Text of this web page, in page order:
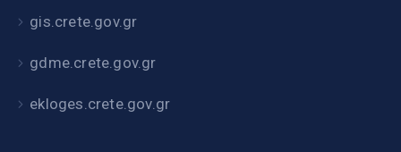
gis.crete.gov.gr
gdme.crete.gov.gr
ekloges.crete.gov.gr